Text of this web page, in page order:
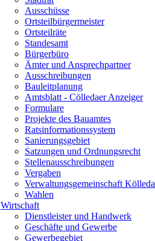
Ausschüsse
Ortsteilbürgermeister
Ortsteilräte
Standesamt
Bürgerbüro
Ämter und Ansprechpartner
Ausschreibungen
Bauleitplanung
Amtsblatt - Cölledaer Anzeiger
Formulare
Projekte des Bauamtes
Ratsinformationssystem
Sanierungsgebiet
Satzungen und Ordnungsrecht
Stellenausschreibungen
Vergaben
Verwaltungsgemeinschaft Kölleda
Wahlen
Wirtschaft
Dienstleister und Handwerk
Geschäfte und Gewerbe
Gewerbegebiet